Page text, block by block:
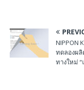
NIPPON
ทดลองผลิ
ทางใหม่